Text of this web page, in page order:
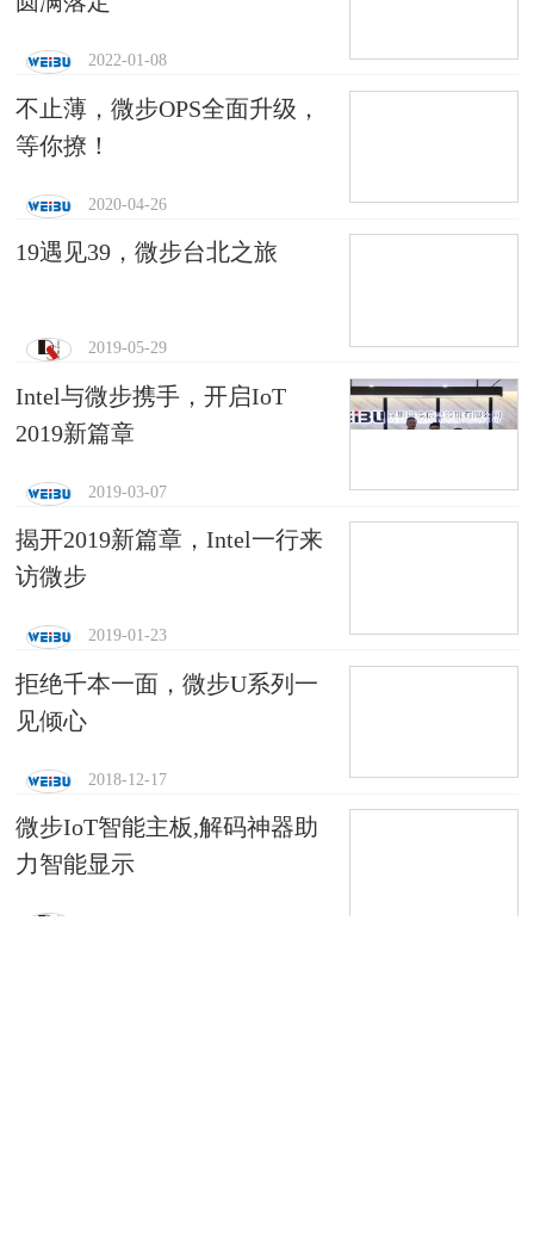
2022-01-08
不止薄，微步OPS全面升级，
等你撩！
2020-04-26
19遇见39，微步台北之旅
2019-05-29
Intel与微步携手，开启IoT
2019新篇章
2019-03-07
揭开2019新篇章，Intel一行来
访微步
2019-01-23
拒绝千本一面，微步U系列一
见倾心
2018-12-17
微步IoT智能主板,解码神器助
力智能显示